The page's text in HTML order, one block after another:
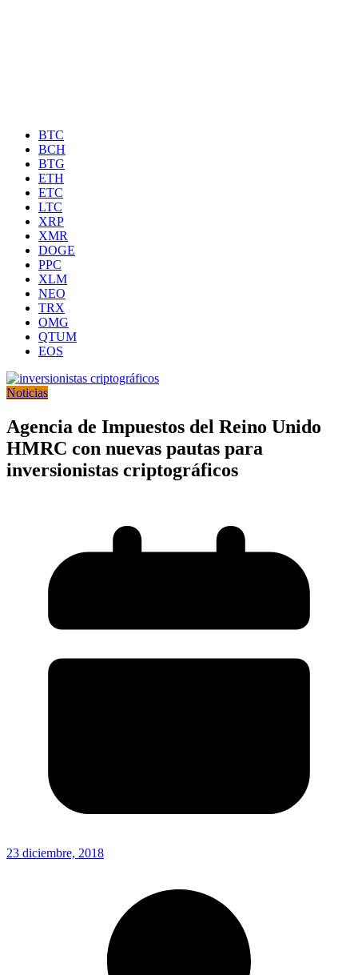
BTC
BCH
BTG
ETH
ETC
LTC
XRP
XMR
DOGE
PPC
XLM
NEO
TRX
OMG
QTUM
EOS
Noticias
Agencia de Impuestos del Reino Unido
HMRC con nuevas pautas para
inversionistas criptográficos
23 diciembre, 2018